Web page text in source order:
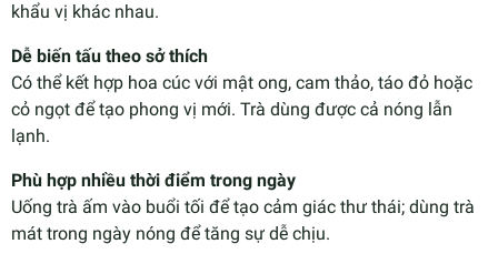
khẩu vị khác nhau.
Dễ biến tấu theo sở thích
Có thể kết hợp hoa cúc với mật ong, cam thảo, táo đỏ hoặc
cỏ ngọt để tạo phong vị mới. Trà dùng được cả nóng lẫn
lạnh.
Phù hợp nhiều thời điểm trong ngày
Uống trà ấm vào buổi tối để tạo cảm giác thư thái; dùng trà
mát trong ngày nóng để tăng sự dễ chịu.